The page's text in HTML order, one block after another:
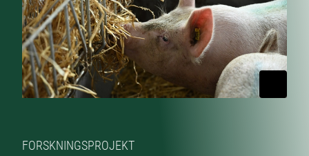
FORSKNINGSPROJEKT